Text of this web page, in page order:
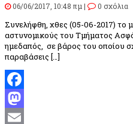
06/06/2017, 10:48 πμ | 0 σχόλια
Συνελήφθη, χθες (05-06-2017) το
αστυνομικούς του Τμήματος
ημεδαπός, σε βάρος του οποίου
παραβάσεις […]
Facebook
Mastodon